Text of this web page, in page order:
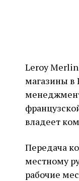
Leroy Merlin
магазины в
владеет
Передача
местному
рабочие